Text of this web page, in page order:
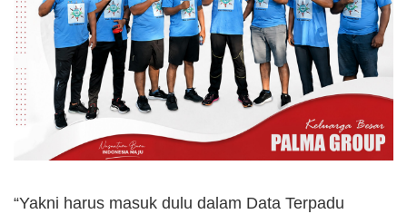
“Yakni harus masuk dulu dalam Data Terpadu